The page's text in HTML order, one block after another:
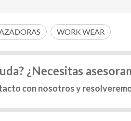
WORK WEAR
¿Necesitas
con nosotros y